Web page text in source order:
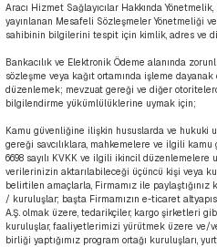
Aracı Hizmet Sağlayıcılar Hakkında Yönetmelik,
yayınlanan Mesafeli Sözleşmeler Yönetmeliği
sahibinin bilgilerini tespit için kimlik, adres ve
Bankacılık ve Elektronik Ödeme alanında
sözleşme veya kağıt ortamında işleme
düzenlemek; mevzuat gereği ve diğer
bilgilendirme yükümlülüklerine uymak için;
Kamu güvenliğine ilişkin hususlarda ve hukuki
gereği savcılıklara, mahkemelere ve ilgili
6698 sayılı KVKK ve ilgili ikincil düzenlemelere
verilerinizin aktarılabileceği üçüncü kişi veya
belirtilen amaçlarla, Firmamız ile
/ kuruluşlar; başta Firmamızın e-ticaret
A.Ş. olmak üzere, tedarikçiler, kargo şirketleri
kuruluşlar, faaliyetlerimizi yürütmek üzere ve/
birliği yaptığımız program ortağı kuruluşları,